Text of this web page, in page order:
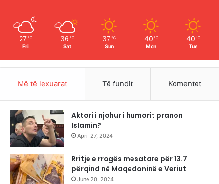
27 ℃
Fri
36 ℃
Sat
37 ℃
Sun
40 ℃
Mon
40 ℃
Tue
Më të lexuarat Të fundit Komentet
Aktori i njohur i humorit pranon
Islamin?
April 27, 2024
Rritje e rrogës mesatare për 13.7
përqind në Maqedoninë e Veriut
June 20, 2024